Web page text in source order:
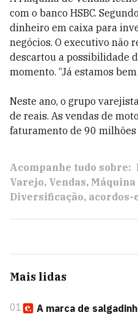
com o banco HSBC.
dinheiro em caixa para
negócios. O executivo não
descartou a possibilidade
momento. “Já estamos
Neste ano, o grupo
de reais. As vendas de
faturamento de 90 milhões
Acompanhe tudo sobre:
Varejo Vendas Máquina
Diversificação
Mais lidas
01 A marca de